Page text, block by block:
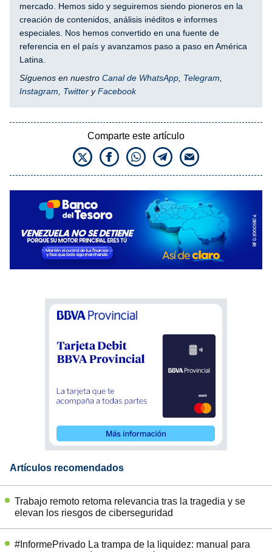
mercado. Hemos sido y seguiremos siendo pioneros en la
creación de contenidos, análisis inéditos e informes
especiales. Nos hemos convertido en una fuente de
referencia en el país y avanzamos paso a paso en América
Latina.
Síguenos en nuestro Canal de WhatsApp Telegram
Instagram
Twitter yFacebook
Comparte este artículo
Artículos recomendados
Trabajo remoto retoma relevancia tras la tragedia y se
elevan los riesgos de ciberseguridad
#InformePrivado La trampa de la liquidez: manual para